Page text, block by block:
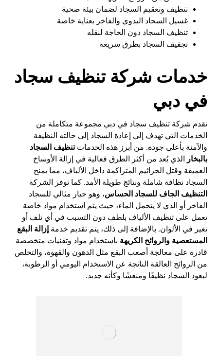
تنظيف وتعقيم السجاد لضمان بيئة صحية
غسيل السجاد اليدوي والفاخر بعناية خاصة
تنظيف السجاد دون الحاجة لنقله
تجفيف السجاد بطرق سريعة
خدمات شركة تنظيف سجاد
في دبي
تقدم شركة تنظيف سجاد في دبي مجموعة متكاملة من
الخدمات التي تهدف إلى إعادة السجاد إلى حالته النظيفة
والآمنة بأعلى جودة. من أبرز هذه الخدماتتنظيف السجاد
بالبخار
الذي يُعد من أكثر الطرق فعالية في إزالة الأوساخ
العميقة وقتل الجراثيم المتراكمة داخل الألياف، مما يمنح
السجاد نظافة شاملة ونتائج طويلة الأمد. كما توفر الشركة
التنظيف الجاف للسجاد الحساس، وهو خيار مثالي للسجاد
الفاخر أو الذي لا يتحمل الماء، حيث يتم استخدام مواد خاصة
تعمل على تنظيف الألياف بلطف دون التسبب في أي تلف أو
تغير في الألوان. بالإضافة إلى ذلك، يتم تقديم خدمة إزالة البقع
المستعصية والروائح الكريهة باستخدام مواد وتقنيات متخصصة
قادرة على معالجة أصعب البقع مثل الدهون والقهوة، والتخلص
من الروائح العالقة الناتجة عن الاستخدام اليومي أو الرطوبة،
ليعود السجاد نظيفًا ومنعشًا وكأنه جديد.